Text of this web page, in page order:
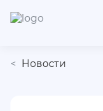
Новости